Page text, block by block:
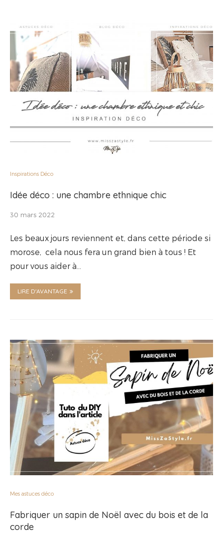
Inspirations Déco
Idée déco : une chambre ethnique chic
30 mars 2022
Les beaux jours reviennent et, dans cette période si
morose, cela nous fera un grand bien à tous ! Et
pour vous aider à…
LIRE D'AVANTAGE
Mes astuces déco
Fabriquer un sapin de Noël avec du bois et de la
corde